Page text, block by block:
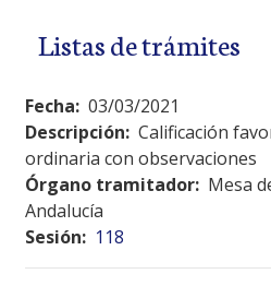
Listas de trámites
Fecha: 03/03/2021
Descripción: Calificación
ordinaria con observaciones
Órgano tramitador: Mesa
Andalucía
Sesión: 118